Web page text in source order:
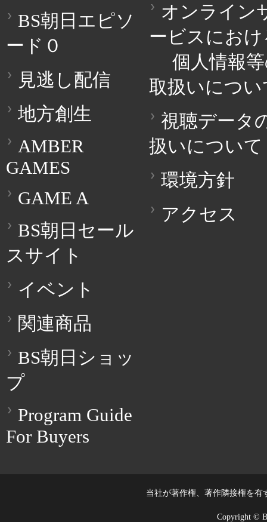
BS朝日エピソ
ード０
見逃し配信
地方創生
AMBER
GAMES
GAME A
BS朝日セール
スサイト
イベント
関連商品
BS朝日ショッ
プ
Program Guide
For Buyers
オンライン
ービスにお
個人情報
取扱いについ
視聴データ
扱いについて
環境方針
アクセス
当社が著作権、著作隣接権を
Copyright ©